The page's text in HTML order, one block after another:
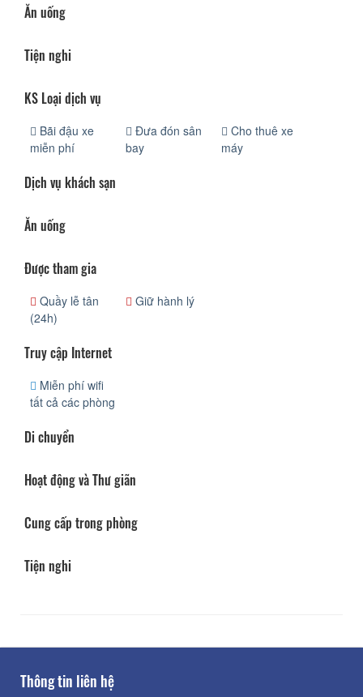
Ăn uống
Tiện nghi
KS Loại dịch vụ
Bãi đậu xe
miễn phí
Đưa đón sân
bay
Cho thuê xe
máy
Dịch vụ khách sạn
Ăn uống
Được tham gia
Quầy lễ tân
(24h)
Giữ hành lý
Truy cập Internet
Miễn phí wifi
tất cả các phòng
Di chuyển
Hoạt động và Thư giãn
Cung cấp trong phòng
Tiện nghi
Thông tin liên hệ